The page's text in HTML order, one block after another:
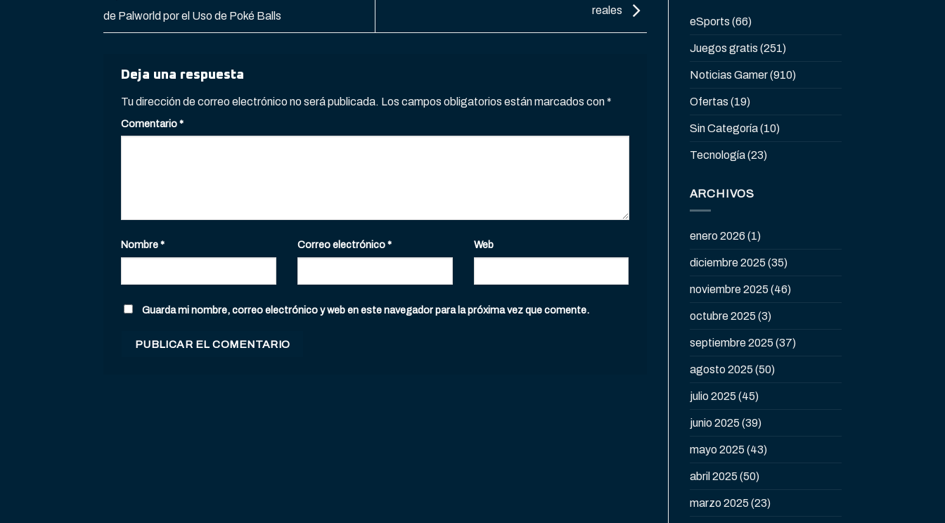
de Palworld por el Uso de Poké Balls
reales
Deja una respuesta
Tu dirección de correo electrónico no será publicada. Los campos obligatorios están marcados con*
Comentario*
Nombre* Correo electrónico* Web
Guarda mi nombre, correo electrónico y web en este navegador para la próxima vez que comente.
eSports (66)
Juegos gratis (251)
Noticias Gamer(910)
Ofertas (19)
Sin Categoría(10)
Tecnología(23)
ARCHIVOS
enero 2026 (1)
diciembre 2025 (35)
noviembre 2025 (46)
octubre 2025 (3)
septiembre 2025 (37)
agosto 2025 (50)
julio 2025 (45)
junio 2025 (39)
mayo 2025 (43)
abril 2025 (50)
marzo 2025 (23)